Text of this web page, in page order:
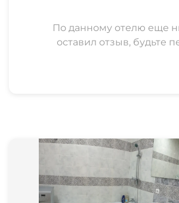
По данному отелю еще
оставил отзыв, будьте